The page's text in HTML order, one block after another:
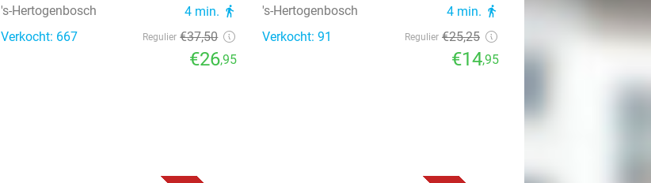
's-Hertogenbosch 4 min. directions_walk
Verkocht: 667 Regulier €37,50
€26,95
's-Hertogenbosch 4 min. directions_walk
Verkocht: 91 Regulier €25,25
€14,95